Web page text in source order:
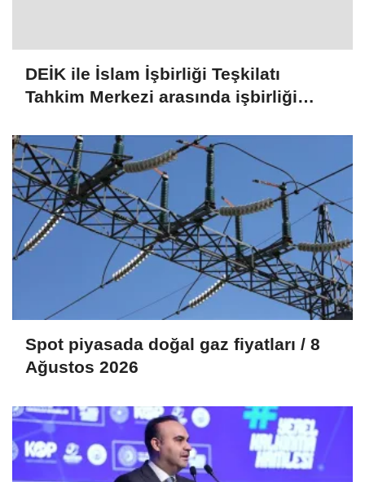
DEİK ile İslam İşbirliği Teşkilatı
Tahkim Merkezi arasında işbirliği
Spot piyasada doğal gaz fiyatları / 8
Ağustos 2026